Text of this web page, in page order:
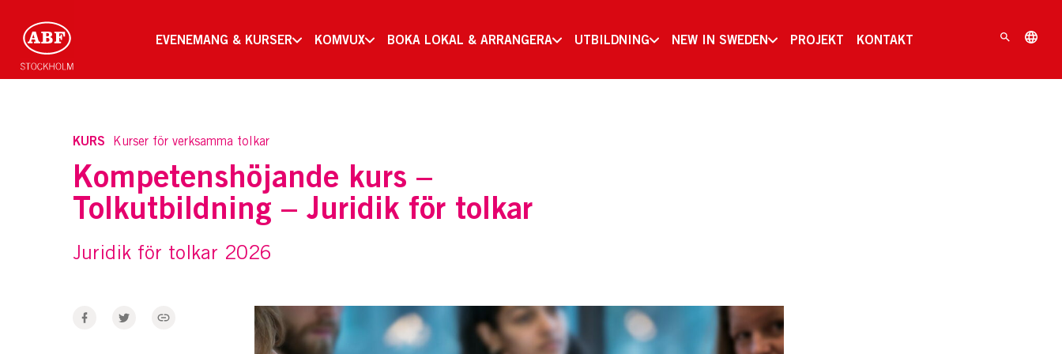
EVENEMANG & KURSER KOMVUX BOKA LOKAL & ARRANGERA UTBILDNING NEW IN SWEDEN PROJEKT KONTAKT
KURS Kurser för verksamma tolkar
Kompetenshöjande kurs –
Tolkutbildning – Juridik för tolkar
Juridik för tolkar 2026